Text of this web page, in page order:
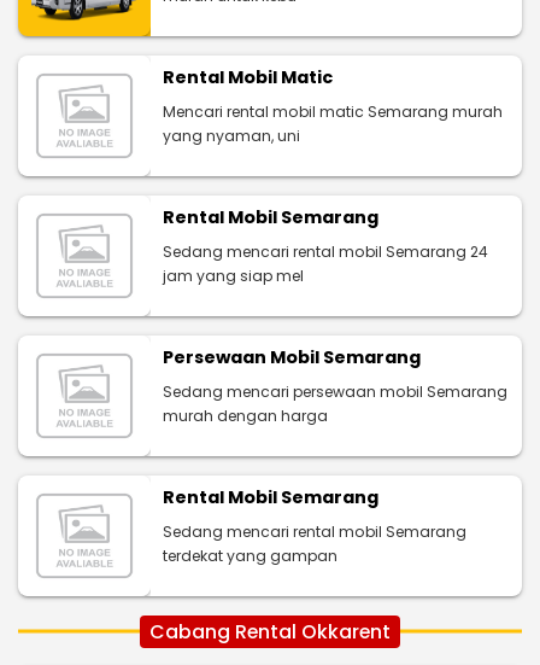
Rental Mobil Matic
Mencari rental mobil matic Semarang murah
yang nyaman, uni
Rental Mobil Semarang
Sedang mencari rental mobil Semarang 24
jam yang siap mel
Persewaan Mobil Semarang
Sedang mencari persewaan mobil Semarang
murah dengan harga
Rental Mobil Semarang
Sedang mencari rental mobil Semarang
terdekat yang gampan
Cabang Rental Okkarent